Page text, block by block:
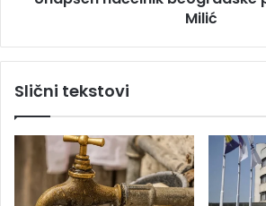
o
e
k
Milić
Slični tekstovi